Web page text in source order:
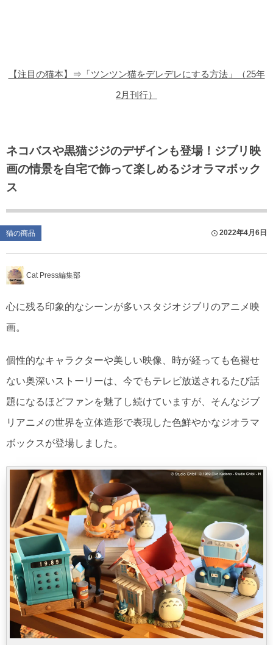
【注目の猫本】⇒「ツンツン猫をデレデレにする方法」（25年
2月刊行）
ネコバスや黒猫ジジのデザインも登場！ジブリ映
画の情景を自宅で飾って楽しめるジオラマボック
ス
猫の商品 2022年4月6日
Cat Press編集部
心に残る印象的なシーンが多いスタジオジブリのアニメ映
画。
個性的なキャラクターや美しい映像、時が経っても色褪せ
ない奥深いストーリーは、今でもテレビ放送されるたび話
題になるほどファンを魅了し続けていますが、そんなジブ
リアニメの世界を立体造形で表現した色鮮やかなジオラマ
ボックスが登場しました。
猫のゲーム・アプリ
猫のフリー写真素材